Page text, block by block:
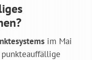
im Mai